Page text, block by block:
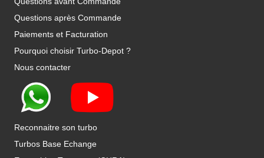
Questions après Commande
Paiements et Facturation
Pourquoi choisir Turbo-Depot ?
Nous contacter
Reconnaitre son turbo
Turbos Base Echange